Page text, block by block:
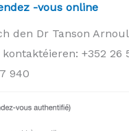
-vous online
den Dr Tanson
+352 26
940